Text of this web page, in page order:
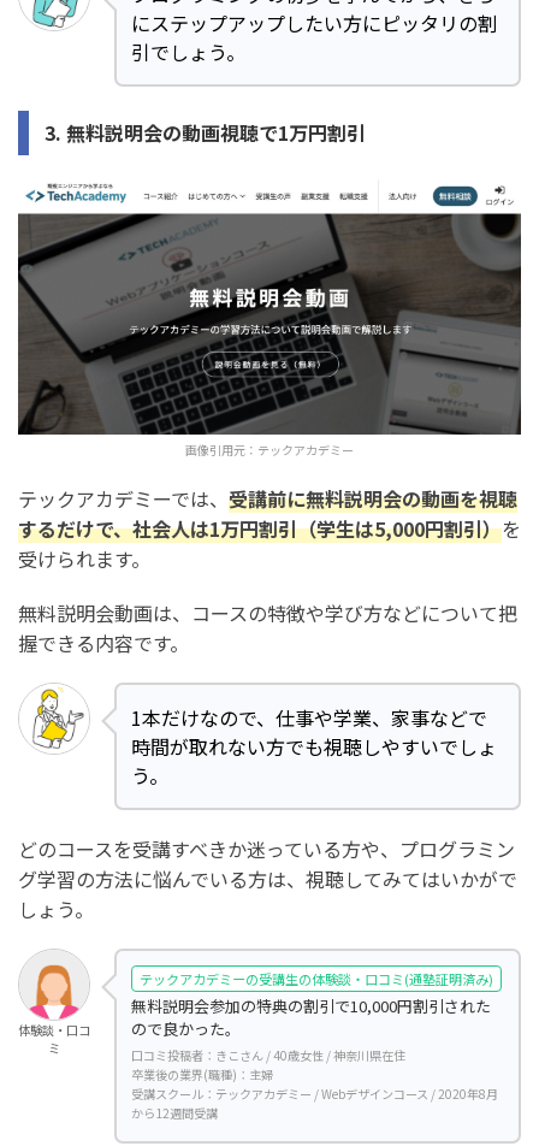
にステップアップしたい方にピッタリの割
引でしょう。
3. 無料説明会の動画視聴で1万円割引
画像引用元： テックアカデミー
テックアカデミーでは、 受講前に無料説明会の動画を視聴
するだけで、社会人は1万円割引（学生は5,000円割引）を
受けられます。
無料説明会動画は、コースの特徴や学び方などについて把
握できる内容です。
1本だけなので、仕事や学業、家事などで
時間が取れない方でも視聴しやすいでしょ
う。
どのコースを受講すべきか迷っている方や、プログラミン
グ学習の方法に悩んでいる方は、視聴してみてはいかがで
しょう。
体験談・口コ
ミ
テックアカデミーの受講生の体験談・口コミ(通塾証明済み)
無料説明会参加の特典の割引で10,000円割引された
ので良かった。
口コミ投稿者：きこさん / 40歳女性 / 神奈川県在住
卒業後の業界(職種)：主婦
受講スクール：テックアカデミー / Webデザインコース / 2020年8月
から12週間受講